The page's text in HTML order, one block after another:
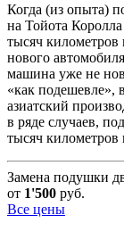
Когда (из опыта)
на Тойота
тысяч километров
нового
машина уже не
«как подешевле»,
азиатский
в ряде случаев,
тысяч километров
Замена подушки
от 1'500 руб.
Все цены